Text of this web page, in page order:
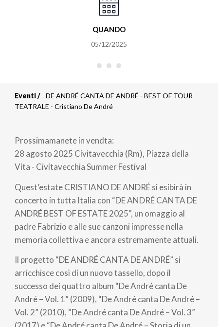
QUANDO
05/12/2025
Briciole
pane
Eventi
DE ANDRÉ CANTA DE ANDRÉ - BEST OF TOUR
TEATRALE - Cristiano De André
Prossimamanete in vendta:
28 agosto 2025 Civitavecchia (Rm), Piazza della
Vita - Civitavecchia Summer Festival
Quest’estate CRISTIANO DE ANDRÉ si esibirà in
concerto in tutta Italia con “DE ANDRÉ CANTA DE
ANDRÉ BEST OF ESTATE 2025”, un omaggio al
padre Fabrizio e alle sue canzoni impresse nella
memoria collettiva e ancora estremamente attuali.
Il progetto “DE ANDRÉ CANTA DE ANDRÉ” si
arricchisce così di un nuovo tassello, dopo il
successo dei quattro album “De André canta De
André – Vol. 1” (2009), “De André canta De André –
Vol. 2” (2010), “De André canta De André – Vol. 3”